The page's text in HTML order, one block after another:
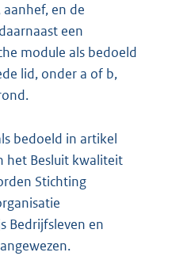
en de
een
module als bedoeld
lid, onder a of b,
bedoeld in artikel
het Besluit kwaliteit
Stichting
Bedrijfsleven en